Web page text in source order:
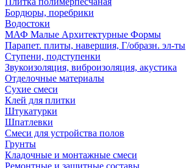
Бордюры, поребрики
Водостоки
МАФ Малые Архитектурные Формы
Парапет. плиты, навершия, Г/образн. эл-ты
Ступени, подступенки
Звукоизоляция, виброизоляция, акустика
Отделочные материалы
Сухие смеси
Клей для плитки
Штукатурки
Шпатлевки
Смеси для устройства полов
Грунты
Кладочные и монтажные смеси
Ремонтные и защитные составы